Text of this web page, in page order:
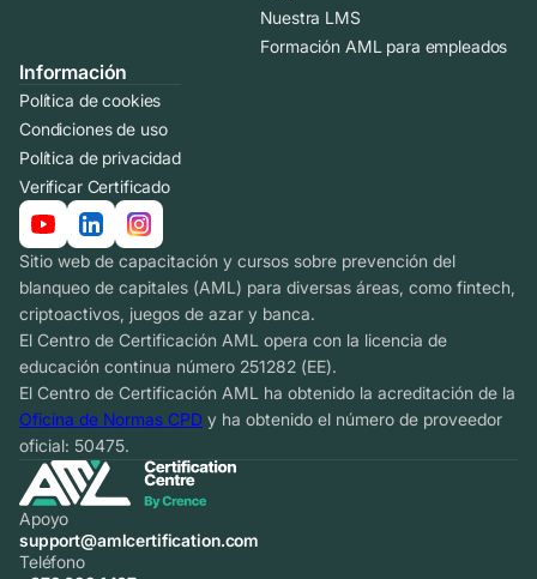
Nuestra LMS
Formación AML para empleados
Información
Política de cookies
Condiciones de uso
Política de privacidad
Verificar Certificado
Sitio web de capacitación y cursos sobre prevención del
blanqueo de capitales (AML) para diversas áreas, como fintech,
criptoactivos, juegos de azar y banca.
El Centro de Certificación AML opera con la licencia de
educación continua número 251282 (EE).
El Centro de Certificación AML ha obtenido la acreditación de la
Oficina de Normas CPD y ha obtenido el número de proveedor
oficial: 50475.
Apoyo
support@amlcertification.com
Teléfono